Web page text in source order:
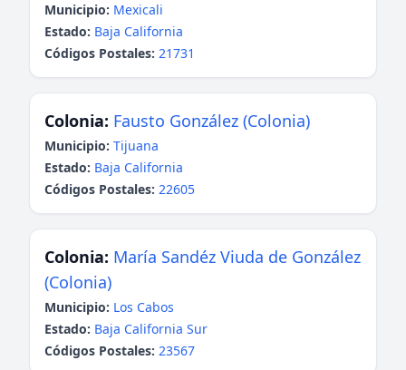
Municipio: Mexicali
Estado: Baja California
Códigos Postales: 21731
Colonia: Fausto González (Colonia)
Municipio: Tijuana
Estado: Baja California
Códigos Postales: 22605
Colonia: María Sandéz Viuda de González
(Colonia)
Municipio: Los Cabos
Estado: Baja California Sur
Códigos Postales: 23567